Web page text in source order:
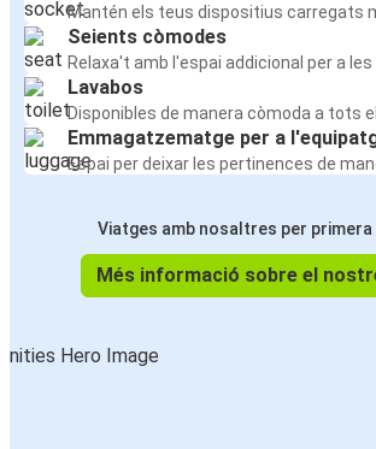
Mantén els teus dispositius carregats
Seients còmodes
Relaxa't amb l'espai addicional per a
Lavabos
Disponibles de manera còmoda a tots
Emmagatzematge per a
Espai per deixar les pertinences de
Viatges amb nosaltres per primera
Més informació sobre el